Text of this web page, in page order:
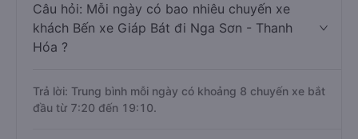
Câu hỏi: Mỗi ngày có bao nhiêu chuyến xe
khách Bến xe Giáp Bát đi Nga Sơn - Thanh
Hóa ?
Trả lời: Trung bình mỗi ngày có khoảng 8 chuyến xe bắt
đầu từ 7:20 đến 19:10.